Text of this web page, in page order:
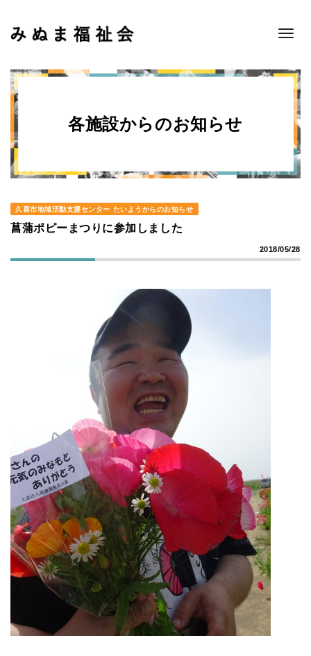
Toggle
各施設からのお知らせ
久喜市地域活動支援センター たいようからのお知らせ
菖蒲ポピーまつりに参加しました
2018/05/28